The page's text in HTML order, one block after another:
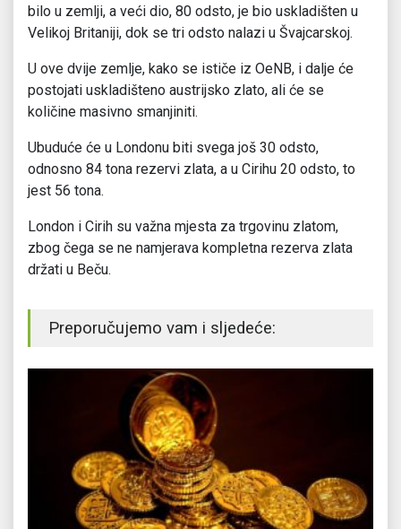
bilo u zemlji, a veći dio, 80 odsto, je bio uskladišten u
Velikoj Britaniji, dok se tri odsto nalazi u Švajcarskoj.
U ove dvije zemlje, kako se ističe iz OeNB, i dalje će
postojati uskladišteno austrijsko zlato, ali će se
količine masivno smanjiniti.
Ubuduće će u Londonu biti svega još 30 odsto,
odnosno 84 tona rezervi zlata, a u Cirihu 20 odsto, to
jest 56 tona.
London i Cirih su važna mjesta za trgovinu zlatom,
zbog čega se ne namjerava kompletna rezerva zlata
držati u Beču.
Preporučujemo vam i sljedeće: